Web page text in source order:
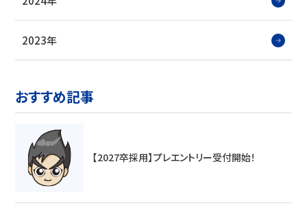
2023年
おすすめ記事
【2027卒採用】プレエントリー受付開始！